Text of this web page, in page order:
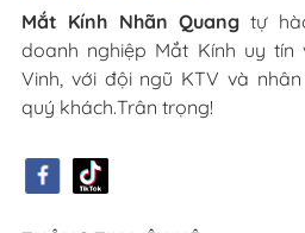
Mắt Kính Nhãn Quangtự
doanh nghiệp Mắt Kính uy
Vinh, với đội ngũ KTV và
quý khách.Trân trọng!